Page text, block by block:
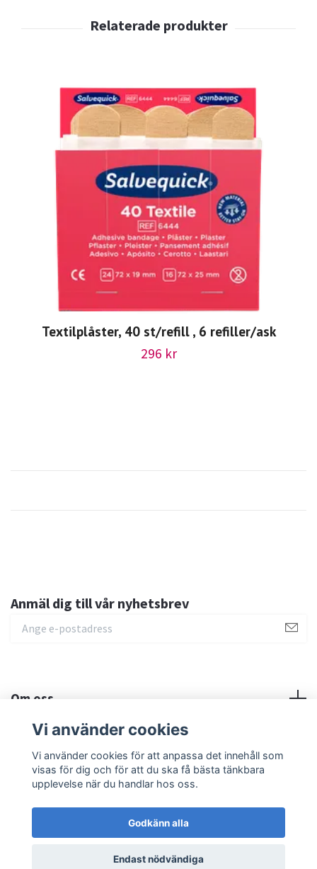
Textilplåster, 40 st/refill , 6 refiller/ask
296 kr
Anmäl dig till vår nyhetsbrev
Om oss
Sociala medier
© 2026 MilMED Education AB
Vi använder cookies
Vi använder cookies för att anpassa det innehåll som
visas för dig och för att du ska få bästa tänkbara
upplevelse när du handlar hos oss.
Godkänn alla
Endast nödvändiga